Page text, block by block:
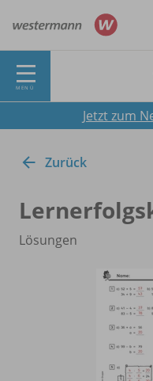
MENÜ
Jetzt zum
Zurück
Lösungen